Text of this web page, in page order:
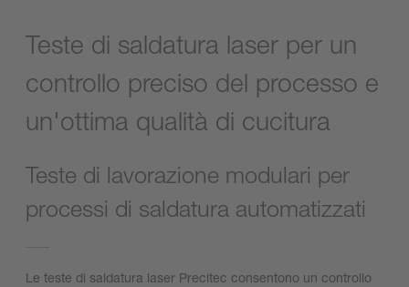
Teste di saldatura laser per un
controllo preciso del processo e
un'ottima qualità di cucitura
Teste di lavorazione modulari per
processi di saldatura automatizzati
Le teste di saldatura laser Precitec consentono un controllo